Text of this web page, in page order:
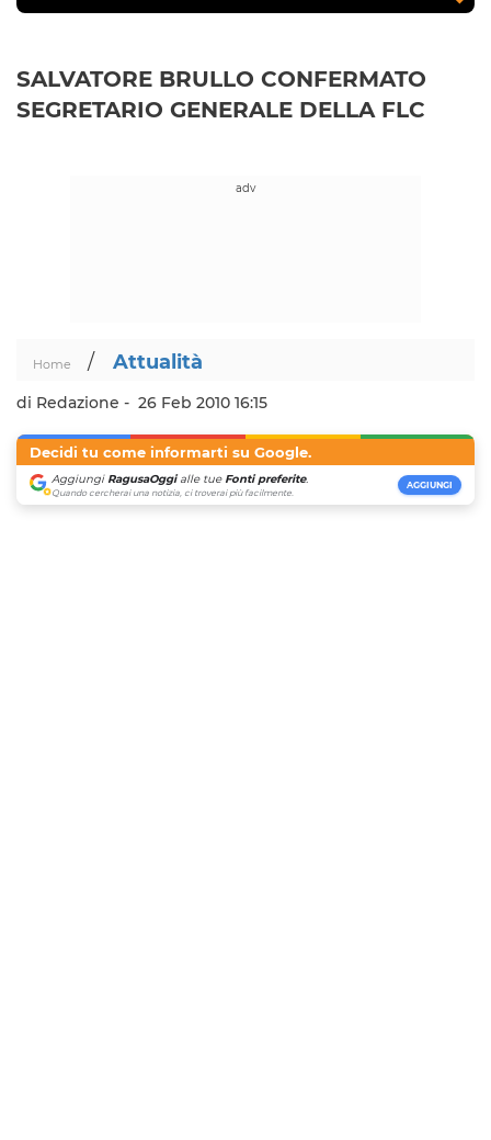
SALVATORE BRULLO CONFERMATO
SEGRETARIO GENERALE DELLA FLC
Home / Attualità
di Redazione - 26 Feb 2010 16:15
Decidi tu come informarti su Google.
Aggiungi RagusaOggialle tue Fonti preferite.
Quando cercherai una notizia, ci troverai più facilmente.
AGGIUNGI